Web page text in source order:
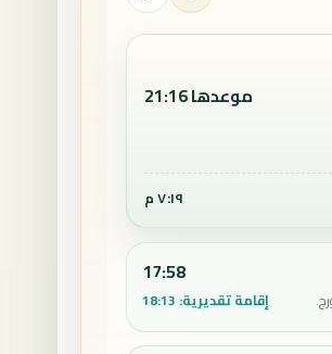
موعدها 21:16
٧:١٩ م
17:58
إقامة تقديرية: 18:13